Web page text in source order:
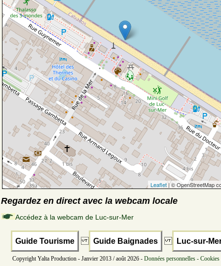
Leaflet | © OpenStreetMap
Regardez en direct avec la webcam locale
Accédez à la webcam de Luc-sur-Mer
Guide Tourisme Guide Baignades Luc-sur-
Copyright Yalta Production - Janvier 2013 / août 2026 - Données personnelles -